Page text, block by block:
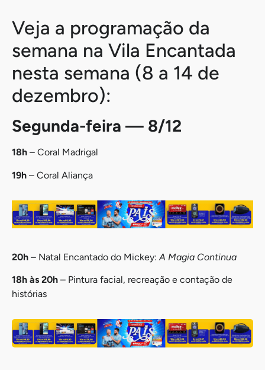
Veja a programação da
semana na Vila Encantada
nesta semana (8 a 14 de
dezembro):
Segunda-feira — 8/12
18h – Coral Madrigal
19h – Coral Aliança
20h – Natal Encantado do Mickey:A Magia Continua
18h às 20h – Pintura facial, recreação e contação de
histórias